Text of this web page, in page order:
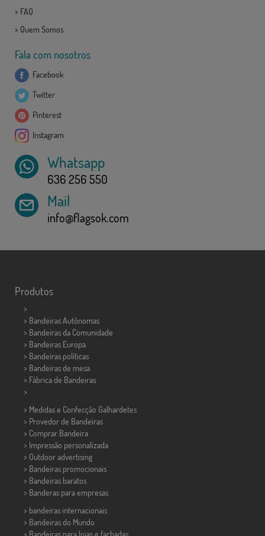
> FAQ
> Quem Somos
Fala com nosotros
Facebook
Twitter
Pinterest
Instagram
Whatsapp
636 256 550
Mail
info@flagsok.com
Produtos
>
> Bandeiras Autônomas
> Bandeiras da Comunidade
> Bandeiras Europa
> Bandeiras políticas
> Bandeiras de mesa
> Fábrica de Bandeiras
>
> Medidas e Confecção Galhardetes
> Provedor de Bandeiras
> Comprar Bandeira
> Impressão personalizada
> Outdoor advertising
> Bandeiras promocionais
> Bandeiras baratos
> Banderas para empresas
> bandeiras internacionais
> Bandeiras do Mundo